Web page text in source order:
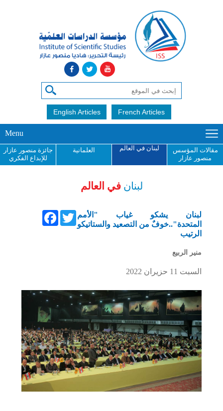
English Articles French Articles
Menu
مقالات المؤسس
منصور عازار
لبنان في العالم العلمانية
جائزة منصور عازار
للإبداع الفكري
لبنان في العالم
FacebookTwitter لبنان يشكو غياب "الأمم
المتحدة"..خوفٌ من التصعيد والستاتيكو
الرتيب
منير الربيع
السبت 11 حزيران 2022